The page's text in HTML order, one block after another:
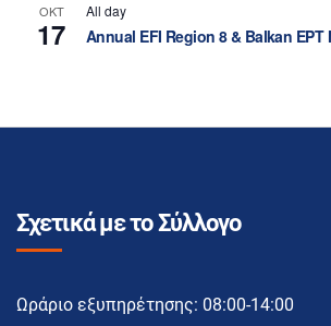
ΟΚΤ
17
All day
Annual EFI Region 8 & Balkan EPT
Σχετικά με το Σύλλογο
Ωράριο εξυπηρέτησης: 08:00-14:00